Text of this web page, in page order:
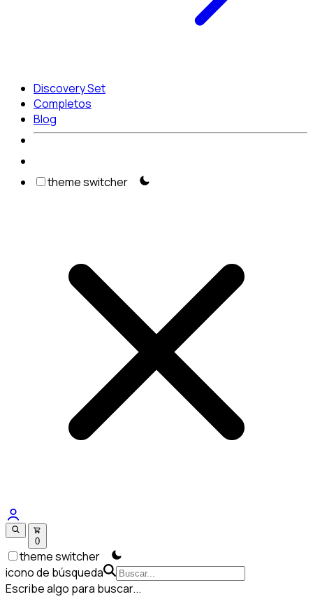
Discovery Set
Completos
Blog
theme switcher
0
theme switcher
icono de búsqueda
Escribe algo para buscar...